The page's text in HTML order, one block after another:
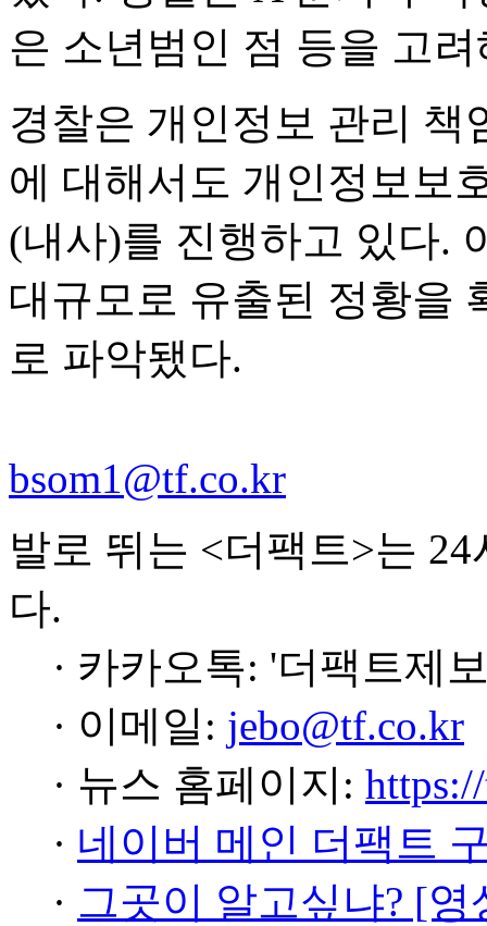
은 소년범인 점 등을 고
경찰은 개인정보 관리
에 대해서도 개인정보보
(내사)를 진행하고 있다.
대규모로 유출된 정황을
로 파악됐다.
bsom1@tf.co.kr
발로 뛰는 <더팩트>는
다.
· 카카오톡: '더팩트제
· 이메일: jebo@tf.co.kr
· 뉴스 홈페이지:
· 네이버 메인 더팩트
· 그곳이 알고싶냐? [